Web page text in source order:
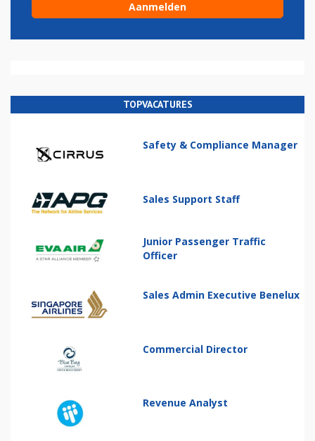
TOPVACATURES
Safety & Compliance Manager
Sales Support Staff
Junior Passenger Traffic
Officer
Sales Admin Executive Benelux
Commercial Director
Revenue Analyst